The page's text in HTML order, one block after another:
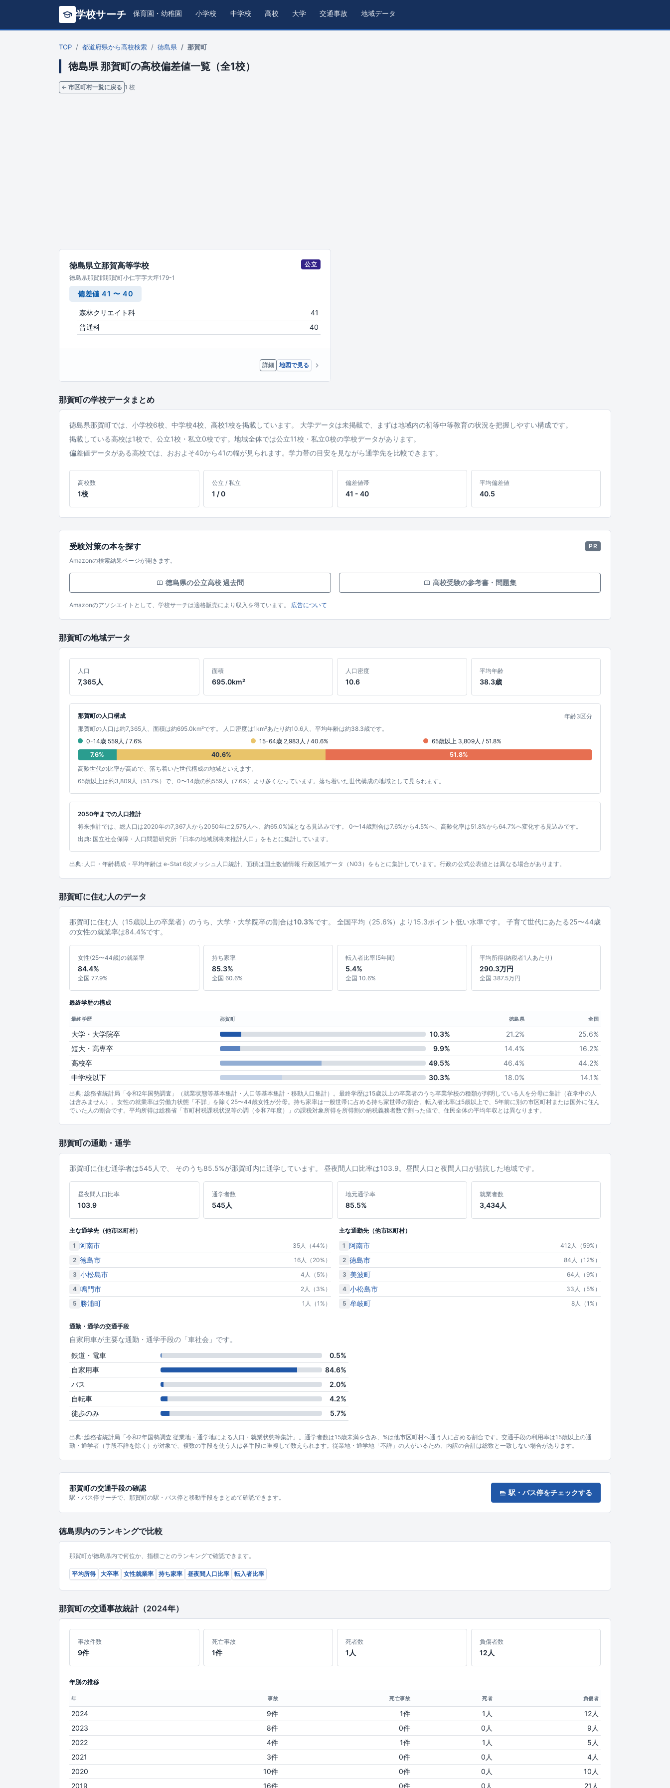
学校サーチ 保育園・幼稚園 小学校 中学校 高校 大学 交通事故 地域データ
TOP 都道府県から高校検索 徳島県 那賀町
徳島県 那賀町の高校偏差値一覧（全1校）
← 市区町村一覧に戻る 1 校
徳島県立那賀高等学校
公立
徳島県那賀郡那賀町小仁宇字大坪179-1
偏差値 41 〜 40
森林クリエイト科
41
普通科
40
詳細 地図で見る
那賀町の学校データまとめ
徳島県那賀町では、小学校6校、中学校4校、高校1校を掲載しています。 大学データは未掲載で、まずは地域内の初等中等教育の状況を把握しやすい構成です。
掲載している高校は1校で、公立1校・私立0校です。地域全体では公立11校・私立0校の学校データがあります。
偏差値データがある高校では、おおよそ40から41の幅が見られます。学力帯の目安を見ながら通学先を比較できます。
高校数
1校
公立 / 私立
1 / 0
偏差値帯
41 - 40
平均偏差値
40.5
受験対策の本を探す
PR
Amazonの検索結果ページが開きます。
徳島県の公立高校 過去問 高校受験の参考書・問題集
Amazonのアソシエイトとして、学校サーチは適格販売により収入を得ています。 広告について
那賀町の地域データ
人口
7,365人
面積
695.0km²
人口密度
10.6
平均年齢
38.3歳
那賀町の人口構成
年齢3区分
那賀町の人口は約7,365人、面積は約695.0km²です。 人口密度は1km²あたり約10.6人、平均年齢は約38.3歳です。
0-14歳 559人 / 7.6%
15-64歳 2,983人 / 40.6%
65歳以上 3,809人 / 51.8%
7.6%
40.6%
51.8%
高齢世代の比率が高めで、落ち着いた世代構成の地域といえます。
65歳以上は約3,809人（51.7%）で、0〜14歳の約559人（7.6%）より多くなっています。落ち着いた世代構成の地域として見られます。
2050年までの人口推計
将来推計では、総人口は2020年の7,367人から2050年に2,575人へ、約65.0%減となる見込みです。 0〜14歳割合は7.6%から4.5%へ、高齢化率は51.8%から64.7%へ変化する見込みです。
出典: 国立社会保障・人口問題研究所「日本の地域別将来推計人口」をもとに集計しています。
出典: 人口・年齢構成・平均年齢は e-Stat 6次メッシュ人口統計、面積は国土数値情報 行政区域データ（N03）をもとに集計しています。行政の公式公表値とは異なる場合があります。
那賀町に住む人のデータ
那賀町に住む人（15歳以上の卒業者）のうち、大学・大学院卒の割合は10.3%です。 全国平均（25.6%）より15.3ポイント低い水準です。 子育て世代にあたる25〜44歳
の女性の就業率は84.4%です。
女性(25〜44歳)の就業率
84.4%
全国 77.9%
持ち家率
85.3%
全国 60.6%
転入者比率(5年間)
5.4%
全国 10.6%
平均所得(納税者1人あたり)
290.3万円
全国 387.5万円
最終学歴の構成
最終学歴 那賀町 徳島県 全国
大学・大学院卒 10.3% 21.2%
25.6%
短大・高専卒
9.9% 14.4%
16.2%
高校卒
49.5% 46.4%
44.2%
中学校以下
30.3% 18.0% 14.1%
出典: 総務省統計局「令和2年国勢調査」（就業状態等基本集計・人口等基本集計・移動人口集計）。最終学歴は15歳以上の卒業者のうち卒業学校の種類が判明している人を分母に集計（在学中の人
は含みません）。女性の就業率は労働力状態「不詳」を除く25〜44歳女性が分母。持ち家率は一般世帯に占める持ち家世帯の割合。転入者比率は5歳以上で、5年前に別の市区町村または国外に住ん
でいた人の割合です。平均所得は総務省「市町村税課税状況等の調（令和7年度）」の課税対象所得を所得割の納税義務者数で割った値で、住民全体の平均年収とは異なります。
那賀町の通勤・通学
那賀町に住む通学者は545人で、 そのうち85.5%が那賀町内に通学しています。 昼夜間人口比率は103.9。昼間人口と夜間人口が拮抗した地域です。
昼夜間人口比率
103.9
通学者数
545人
地元通学率
85.5%
就業者数
3,434人
主な通学先（他市区町村）
1 阿南市
35人（44%）
2 徳島市
16人（20%）
3 小松島市
4人（5%）
4 鳴門市
2人（3%）
5 勝浦町 1人（1%）
主な通勤先（他市区町村）
1 阿南市
412人（59%）
2 徳島市
84人（12%）
3 美波町
64人（9%）
4 小松島市
33人（5%）
5 牟岐町 8人（1%）
通勤・通学の交通手段
自家用車が主要な通勤・通学手段の「車社会」です。
鉄道・電車
0.5%
自家用車
84.6%
バス
2.0%
自転車
4.2%
徒歩のみ
5.7%
出典: 総務省統計局「令和2年国勢調査 従業地・通学地による人口・就業状態等集計」。通学者数は15歳未満を含み、%は他市区町村へ通う人に占める割合です。交通手段の利用率は15歳以上の通
勤・通学者（手段不詳を除く）が対象で、複数の手段を使う人は各手段に重複して数えられます。従業地・通学地「不詳」の人がいるため、内訳の合計は総数と一致しない場合があります。
那賀町の交通手段の確認
駅・バス停サーチで、那賀町の駅・バス停と移動手段をまとめて確認できます。
駅・バス停をチェックする
徳島県内のランキングで比較
那賀町が徳島県内で何位か、指標ごとのランキングで確認できます。
平均所得 大卒率 女性就業率 持ち家率 昼夜間人口比率 転入者比率
那賀町の交通事故統計（2024年）
事故件数
9件
死亡事故
1件
死者数
1人
負傷者数
12人
年別の推移
年 事故 死亡事故 死者 負傷者
2024 9件 1件 1人
12人
2023
8件 0件 0人
9人
2022
4件 1件 1人
5人
2021
3件 0件 0人
4人
2020
10件 0件 0人
10人
2019
16件 0件 0人 21人